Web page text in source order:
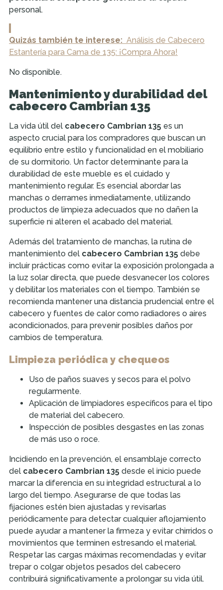
personal.
Quizás también te interese: Análisis de Cabecero
Estantería para Cama de 135: ¡Compra Ahora!
No disponible.
Mantenimiento y durabilidad del
cabecero Cambrian 135
La vida útil del cabecero Cambrian 135 es un
aspecto crucial para los compradores que buscan un
equilibrio entre estilo y funcionalidad en el mobiliario
de su dormitorio. Un factor determinante para la
durabilidad de este mueble es el cuidado y
mantenimiento regular. Es esencial abordar las
manchas o derrames inmediatamente, utilizando
productos de limpieza adecuados que no dañen la
superficie ni alteren el acabado del material.
Además del tratamiento de manchas, la rutina de
mantenimiento del cabecero Cambrian 135 debe
incluir prácticas como evitar la exposición prolongada a
la luz solar directa, que puede desvanecer los colores
y debilitar los materiales con el tiempo. También se
recomienda mantener una distancia prudencial entre el
cabecero y fuentes de calor como radiadores o aires
acondicionados, para prevenir posibles daños por
cambios de temperatura.
Limpieza periódica y chequeos
Uso de paños suaves y secos para el polvo
regularmente.
Aplicación de limpiadores específicos para el tipo
de material del cabecero.
Inspección de posibles desgastes en las zonas
de más uso o roce.
Incidiendo en la prevención, el ensamblaje correcto
del cabecero Cambrian 135 desde el inicio puede
marcar la diferencia en su integridad estructural a lo
largo del tiempo. Asegurarse de que todas las
fijaciones estén bien ajustadas y revisarlas
periódicamente para detectar cualquier aflojamiento
puede ayudar a mantener la firmeza y evitar chirridos o
movimientos que terminen estresando el material.
Respetar las cargas máximas recomendadas y evitar
trepar o colgar objetos pesados del cabecero
contribuirá significativamente a prolongar su vida útil.